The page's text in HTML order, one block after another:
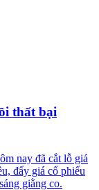
thất bại
nay đã cắt lỗ giá
đẩy giá cổ phiếu
giằng co.